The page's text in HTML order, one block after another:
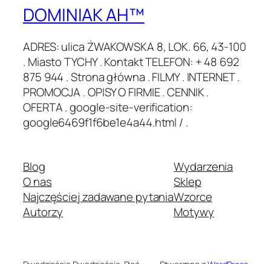
DOMINIAK AH™
ADRES: ulica ŻWAKOWSKA 8, LOK. 66, 43-100
. Miasto TYCHY . Kontakt TELEFON: + 48 692
875 944 . Strona główna . FILMY . INTERNET .
PROMOCJA . OPISY O FIRMIE . CENNIK .
OFERTA . google-site-verification:
google6469f1f6be1e4a44.html / .
Blog
O nas
Najczęściej zadawane pytania
Autorzy
Wydarzenia
Sklep
Wzorce
Motywy